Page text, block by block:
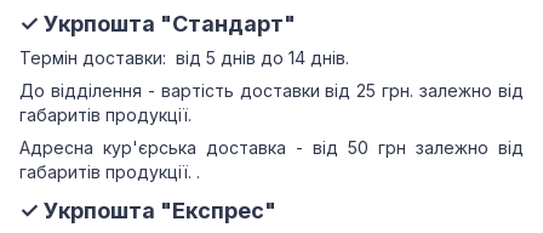
✓ Укрпошта "Стандарт"
Термін доставки: від 5 днів до 14 днів.
До відділення - вартість доставки від 25 грн.залежно від
габаритів продукції.
Адресна кур'єрська доставка - від 50 грн залежно від
габаритів продукції. .
✓ Укрпошта "Експрес"